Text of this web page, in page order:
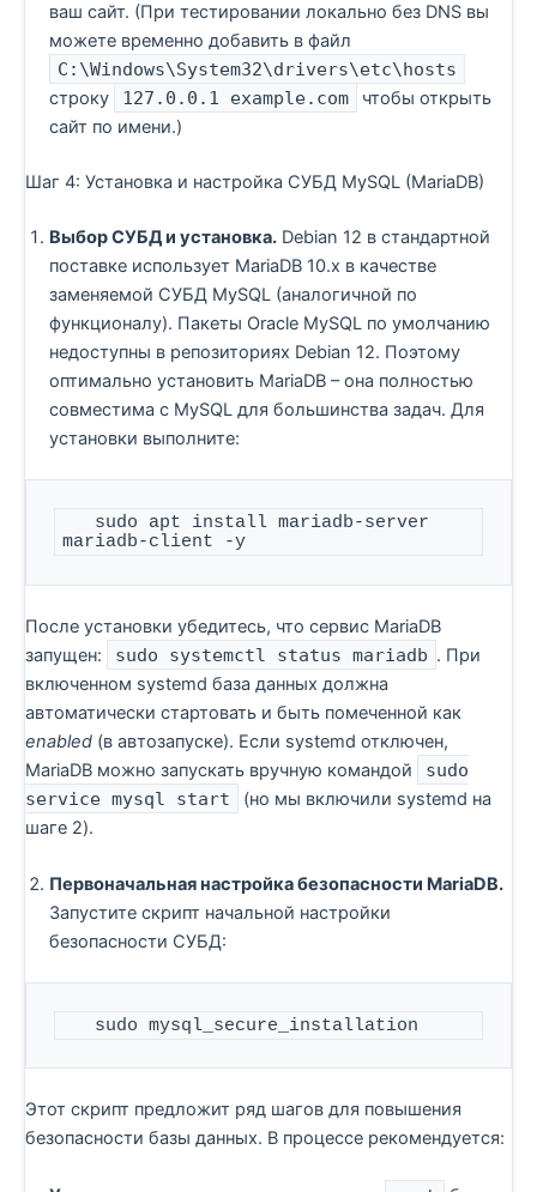
ваш сайт. (При тестировании локально без DNS вы
можете временно добавить в файл
C:\Windows\System32\drivers\etc\hosts
строку 127.0.0.1 example.com
чтобы открыть
сайт по имени.)
Шаг 4: Установка и настройка СУБД MySQL (MariaDB)
Выбор СУБД и установка. Debian 12 в стандартной
поставке использует MariaDB 10.x в качестве
заменяемой СУБД MySQL (аналогичной по
функционалу). Пакеты Oracle MySQL по умолчанию
недоступны в репозиториях Debian 12. Поэтому
оптимально установить MariaDB – она полностью
совместима с MySQL для большинства задач. Для
установки выполните:
mariadb-client -y
После установки убедитесь, что сервис MariaDB
запущен:
sudo systemctl status mariadb . При
включенном systemd база данных должна
автоматически стартовать и быть помеченной как
enabled (в автозапуске). Если systemd отключен,
MariaDB можно запускать вручную командой
sudo
service mysql start
(но мы включили systemd на
шаге 2).
Первоначальная настройка безопасности MariaDB.
Запустите скрипт начальной настройки
безопасности СУБД:
   sudo mysql_secure_installation
Этот скрипт предложит ряд шагов для повышения
безопасности базы данных. В процессе рекомендуется: